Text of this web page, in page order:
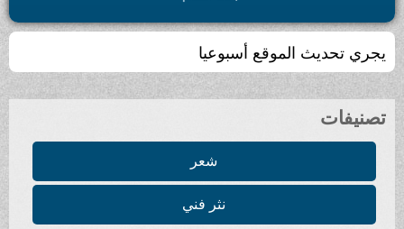
يجري تحديث الموقع أسبوعيا
تصنيفات
شعر
نثر فني